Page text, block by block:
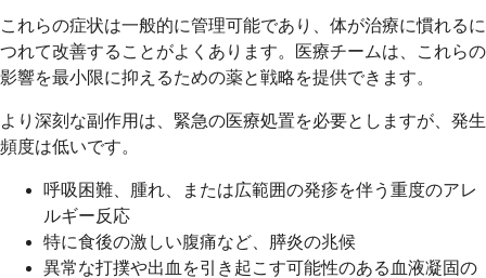
これらの症状は一般的に管理可能であり、体が治療に慣れるに
つれて改善することがよくあります。医療チームは、これらの
影響を最小限に抑えるための薬と戦略を提供できます。
より深刻な副作用は、緊急の医療処置を必要としますが、発生
頻度は低いです。
呼吸困難、腫れ、または広範囲の発疹を伴う重度のアレ
ルギー反応
特に食後の激しい腹痛など、膵炎の兆候
異常な打撲や出血を引き起こす可能性のある血液凝固の